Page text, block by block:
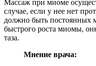
Массаж при миоме
случае, если у нее нет
должно быть постоянных
быстрого роста миомы,
таза.
Мнение врача: